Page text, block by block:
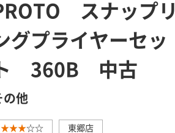
スナップリ
グプライヤーセッ
360B 中古
の他
★★★☆☆ 東郷店